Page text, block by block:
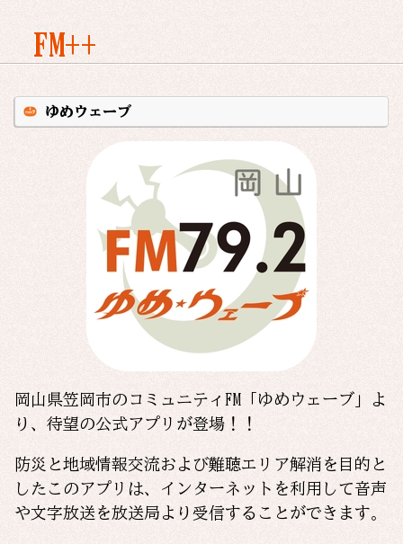
FM++
ゆめウェーブ
岡山県笠岡市のコミュニティFM「ゆめウェーブ」よ
り、待望の公式アプリが登場！！
防災と地域情報交流および難聴エリア解消を目的と
したこのアプリは、インターネットを利用して音声
や文字放送を放送局より受信することができます。